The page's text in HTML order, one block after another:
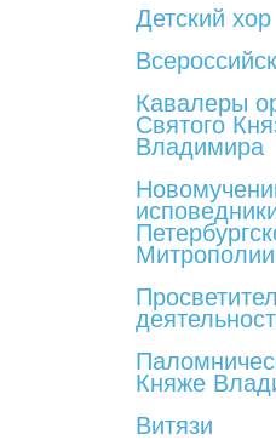
Детский хор
Кавалеры
Святого
Владимира
Митрополии
Княже
Витязи